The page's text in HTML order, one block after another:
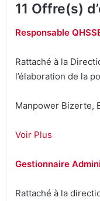
11 Offre(s)
Responsable
Rattaché à la
l’élaboration de la
Manpower Bizerte,
Voir Plus
Gestionnaire
Rattaché à la